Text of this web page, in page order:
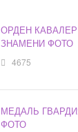
ОРДЕН
ЗНАМЕНИ ФОТО
4675
МЕДАЛЬ
ФОТО